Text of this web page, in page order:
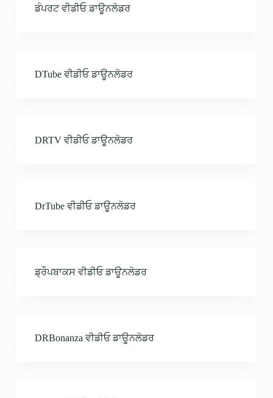
ਡੰਪਰਟ ਵੀਡੀਓ ਡਾਊਨਲੋਡਰ
DTube ਵੀਡੀਓ ਡਾਊਨਲੋਡਰ
DRTV ਵੀਡੀਓ ਡਾਊਨਲੋਡਰ
DrTube ਵੀਡੀਓ ਡਾਊਨਲੋਡਰ
ਡ੍ਰੌਪਬਾਕਸ ਵੀਡੀਓ ਡਾਊਨਲੋਡਰ
DRBonanza ਵੀਡੀਓ ਡਾਊਨਲੋਡਰ